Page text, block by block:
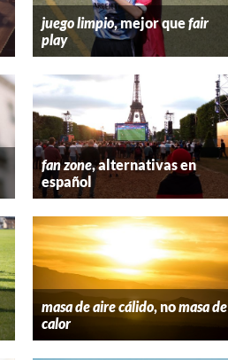
juego limpio, mejor quefair
play
fan zone, alternativas en
español
masa de aire cálido, nomasa de
calor